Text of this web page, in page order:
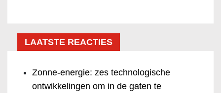
LAATSTE REACTIES
Zonne-energie: zes technologische
ontwikkelingen om in de gaten te